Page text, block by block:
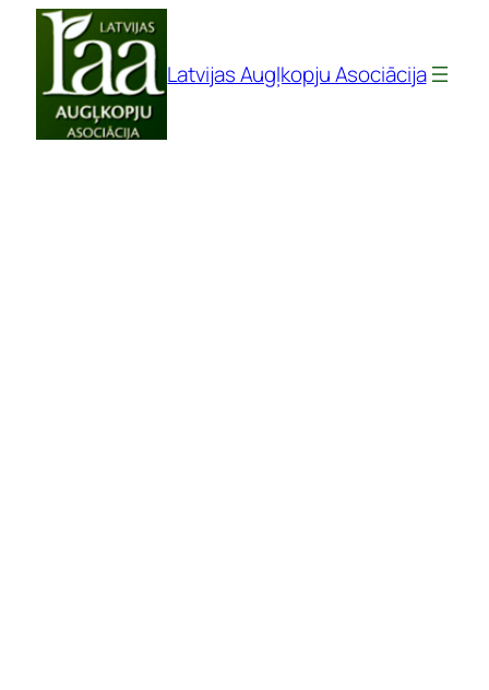
Pāriet
saturu
Latvijas Augļkopju Asociācija